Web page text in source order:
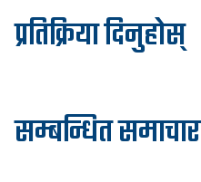
प्रतिक्रिया दिनुहोस्
सम्बन्धित समाचार